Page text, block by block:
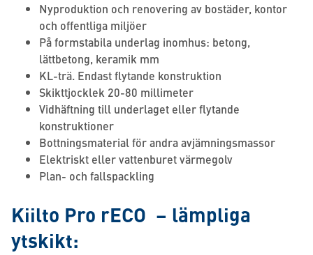
Nyproduktion och renovering av bostäder, kontor
och offentliga miljöer
På formstabila underlag inomhus: betong,
lättbetong, keramik mm
KL-trä. Endast flytande konstruktion
Skikttjocklek 20-80 millimeter
Vidhäftning till underlaget eller flytande
konstruktioner
Bottningsmaterial för andra avjämningsmassor
Elektriskt eller vattenburet värmegolv
Plan- och fallspackling
Kiilto Pro rECO – lämpliga
ytskikt: